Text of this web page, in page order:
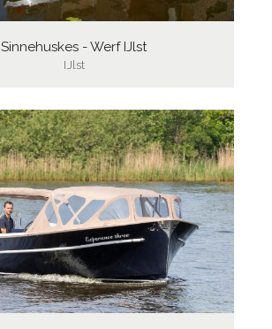
Sinnehuskes - Werf IJlst
IJlst